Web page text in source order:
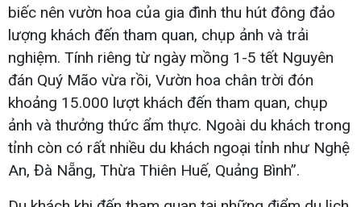
biếc nên vườn hoa của gia đình thu hút đông đảo
lượng khách đến tham quan, chụp ảnh và trải
nghiệm. Tính riêng từ ngày mồng 1-5 tết Nguyên
đán Quý Mão vừa rồi, Vườn hoa chân trời đón
khoảng 15.000 lượt khách đến tham quan, chụp
ảnh và thưởng thức ẩm thực. Ngoài du khách trong
tỉnh còn có rất nhiều du khách ngoại tỉnh như Nghệ
An, Đà Nẵng, Thừa Thiên Huế, Quảng Bình”.